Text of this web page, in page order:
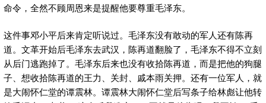
命令，全然不顾周恩来是提醒他要尊重毛泽东。
这件事邓小平后来肯定听说过。毛泽东没有敢动的军人还有陈再
道。文革开始后毛泽东去武汉，陈再道翻脸了，毛泽东不得不立刻
从后门逃跑掉了。毛泽东后来也没有收拾陈再道，而是把他的狗腿
子、想收拾陈再道的王力、关封、戚本雨关押。还有一位军人，就
是大闹怀仁堂的谭震林。谭震林大闹怀仁堂后写条子给林彪让他转